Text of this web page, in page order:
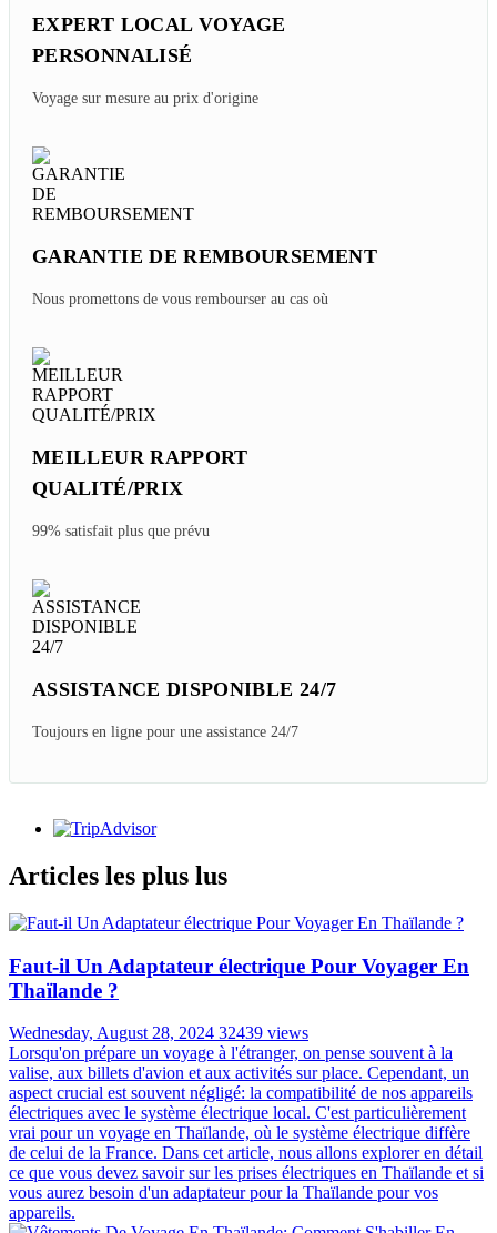
EXPERT LOCAL VOYAGE
PERSONNALISÉ
Voyage sur mesure au prix d'origine
GARANTIE DE REMBOURSEMENT
Nous promettons de vous rembourser au cas où
MEILLEUR RAPPORT
QUALITÉ/PRIX
99% satisfait plus que prévu
ASSISTANCE DISPONIBLE 24/7
Toujours en ligne pour une assistance 24/7
Articles les plus lus
Faut-il Un Adaptateur électrique Pour Voyager En
Thaïlande ?
Wednesday, August 28, 2024 32439 views
Lorsqu'on prépare un voyage à l'étranger, on pense souvent à la
valise, aux billets d'avion et aux activités sur place. Cependant, un
aspect crucial est souvent négligé: la compatibilité de nos appareils
électriques avec le système électrique local. C'est particulièrement
vrai pour un voyage en Thaïlande, où le système électrique diffère
de celui de la France. Dans cet article, nous allons explorer en détail
ce que vous devez savoir sur les prises électriques en Thaïlande et si
vous aurez besoin d'un adaptateur pour la Thaïlande pour vos
appareils.